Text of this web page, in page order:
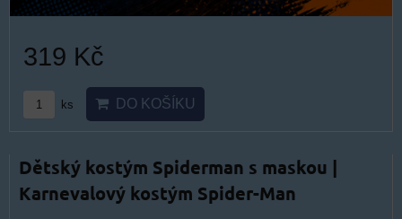
319 Kč
ks DO KOŠÍKU
Dětský kostým Spiderman s maskou |
Karnevalový kostým Spider-Man